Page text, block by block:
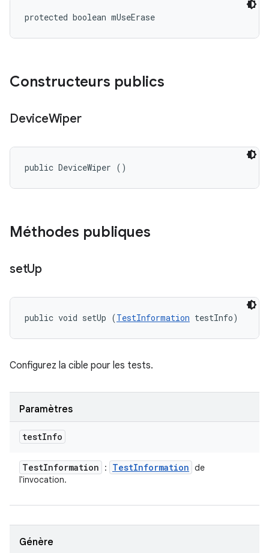
protected boolean mUseErase
Constructeurs publics
DeviceWiper
public DeviceWiper ()
Méthodes publiques
setUp
public void setUp (TestInformation testInfo)
Configurez la cible pour les tests.
Paramètres
testInfo
TestInformation : TestInformation de
l'invocation.
Génère